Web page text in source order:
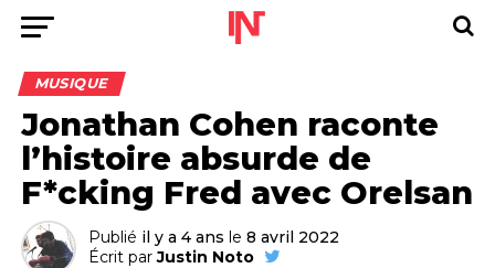
MUSIQUE
Jonathan Cohen raconte
l’histoire absurde de
F*cking Fred avec Orelsan
Publié il y a 4 ans le 8 avril 2022
Écrit par Justin Noto